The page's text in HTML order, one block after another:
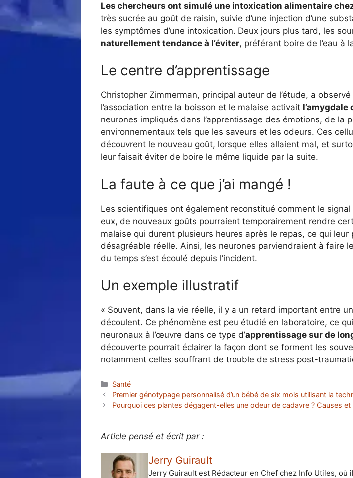
Les chercheurs ont simulé une intoxication alimentaire
très sucrée au goût de raisin, suivie d’une injection d’une
les symptômes d’une intoxication. Deux jours plus tard, les
naturellement tendance à l’éviter, préférant boire de l’eau à
Le centre d’apprentissage
Christopher Zimmerman, principal auteur de l’étude, a
l’association entre la boisson et le malaise activait l’amygdale
neurones impliqués dans l’apprentissage des émotions, de la
environnementaux tels que les saveurs et les odeurs. Ces
découvrent le nouveau goût, lorsque elles allaient mal, et
leur faisait éviter de boire le même liquide par la suite.
La faute à ce que j’ai mangé !
Les scientifiques ont également reconstitué comment le
eux, de nouveaux goûts pourraient temporairement rendre
malaise qui durent plusieurs heures après le repas, ce qui
désagréable réelle. Ainsi, les neurones parviendraient à faire
du temps s’est écoulé depuis l’incident.
Un exemple illustratif
« Souvent, dans la vie réelle, il y a un retard important entre
découlent. Ce phénomène est peu étudié en laboratoire, ce
neuronaux à l’œuvre dans ce type d’apprentissage sur de
découverte pourrait éclairer la façon dont se forment les
notamment celles souffrant de trouble de stress post-
Catégories
Santé
Premier génotypage personnalisé d’un bébé de six mois utilisant la
Pourquoi ces plantes dégagent-elles une odeur de cadavre ? Causes et
Article pensé et écrit par :
Jerry Guirault
Jerry Guirault est Rédacteur en Chef chez Info Utiles, où